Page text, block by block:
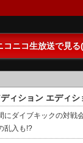
コニコ生放送で見る
ィション エディシ
にダイブキックの対戦
乱入も!?